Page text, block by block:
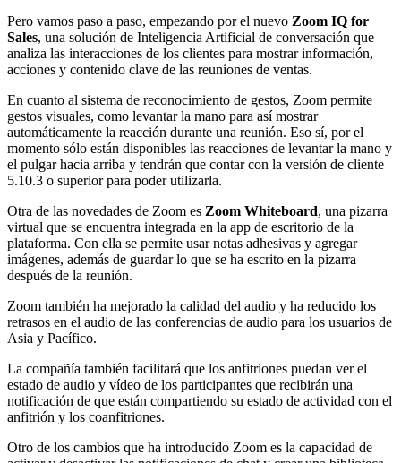
Pero vamos paso a paso, empezando por el nuevo Zoom IQ for
Sales, una solución de Inteligencia Artificial de conversación que
analiza las interacciones de los clientes para mostrar información,
acciones y contenido clave de las reuniones de ventas.
En cuanto al sistema de reconocimiento de gestos, Zoom permite
gestos visuales, como levantar la mano para así mostrar
automáticamente la reacción durante una reunión. Eso sí, por el
momento sólo están disponibles las reacciones de levantar la mano y
el pulgar hacia arriba y tendrán que contar con la versión de cliente
5.10.3 o superior para poder utilizarla.
Otra de las novedades de Zoom es Zoom Whiteboard, una pizarra
virtual que se encuentra integrada en la app de escritorio de la
plataforma. Con ella se permite usar notas adhesivas y agregar
imágenes, además de guardar lo que se ha escrito en la pizarra
después de la reunión.
Zoom también ha mejorado la calidad del audio y ha reducido los
retrasos en el audio de las conferencias de audio para los usuarios de
Asia y Pacífico.
La compañía también facilitará que los anfitriones puedan ver el
estado de audio y vídeo de los participantes que recibirán una
notificación de que están compartiendo su estado de actividad con el
anfitrión y los coanfitriones.
Otro de los cambios que ha introducido Zoom es la capacidad de